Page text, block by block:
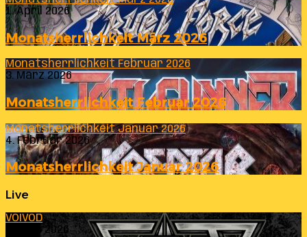
1. April 2026
Monatsherrlichkeit März 2026
Monatsherrlichkeit Februar 2026
3. März 2026
Monatsherrlichkeit Februar 2026
Monatsherrlichkeit Januar 2026
4. Februar 2026
Monatsherrlichkeit Januar 2026
Live
VOIVOD
23. Juli 2026